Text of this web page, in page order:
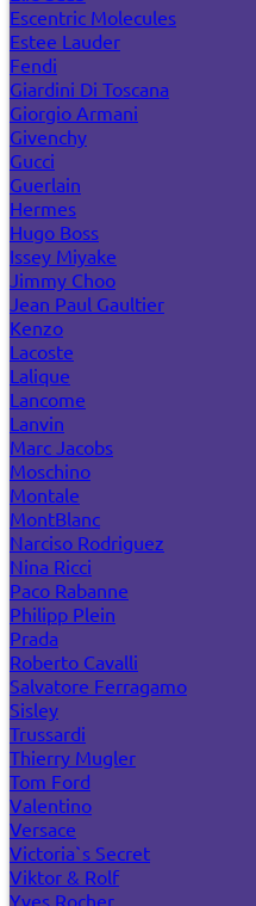
Escentric Molecules
Estee Lauder
Fendi
Giardini Di Toscana
Giorgio Armani
Givenchy
Gucci
Guerlain
Hermes
Hugo Boss
Issey Miyake
Jimmy Choo
Jean Paul Gaultier
Kenzo
Lacoste
Lalique
Lancome
Lanvin
Marc Jacobs
Moschino
Montale
MontBlanc
Narciso Rodriguez
Nina Ricci
Paco Rabanne
Philipp Plein
Prada
Roberto Cavalli
Salvatore Ferragamo
Sisley
Trussardi
Thierry Mugler
Tom Ford
Valentino
Versace
Victoria`s Secret
Viktor & Rolf
Yves Rocher